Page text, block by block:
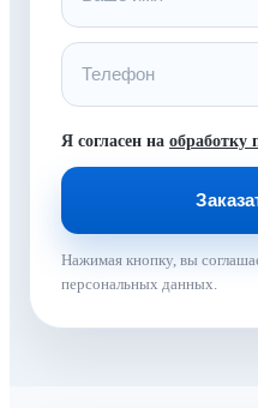
Я согласен на обработку
Нажимая кнопку, вы
персональных данных.